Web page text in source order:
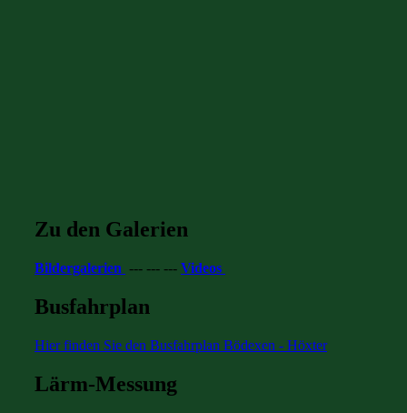
Zu den Galerien
Bildergalerien --- --- --- Videos
Busfahrplan
Hier finden Sie den Busfahrplan Bödexen - Höxter
Lärm-Messung